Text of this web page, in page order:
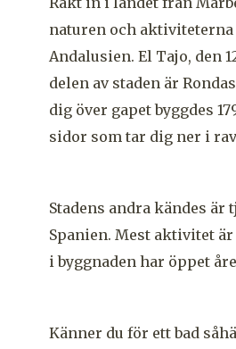
naturen och aktiviteterna
Andalusien. El Tajo, den
delen av staden är
dig över gapet byggdes
sidor som tar dig ner i
Stadens andra kändes är
Spanien. Mest aktivitet
i byggnaden har öppet
Känner du för ett bad